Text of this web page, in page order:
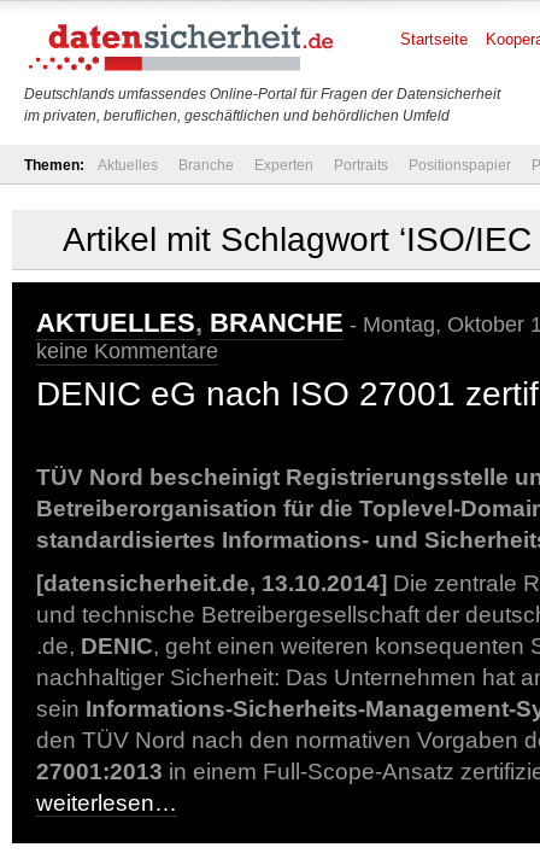
Deutschlands umfassendes Online-Portal für Fragen der Datensicherheit
im privaten, beruflichen, geschäftlichen und behördlichen Umfeld
Startseite
Themen: Aktuelles Branche Experten Portraits Positionspapier
Artikel mit Schlagwort ‘ISO/
AKTUELLES, BRANCHE - Montag, Oktober
keine Kommentare
DENIC eG nach ISO 27001
TÜV Nord bescheinigt Registrierungsstelle
Betreiberorganisation für die Toplevel-
standardisiertes Informations- und
[datensicherheit.de, 13.10.2014] Die zentrale
und technische Betreibergesellschaft der
.de, DENIC, geht einen weiteren konsequenten
nachhaltiger Sicherheit: Das Unternehmen hat
sein Informations-Sicherheits-Management-
den TÜV Nord nach den normativen Vorgaben
27001:2013 in einem Full-Scope-Ansatz
weiterlesen…